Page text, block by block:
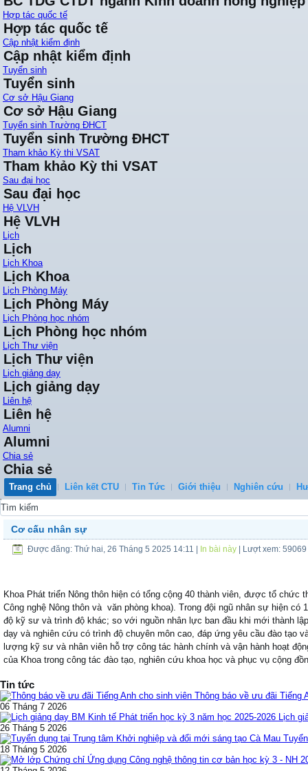
Hợp tác quốc tế
Hợp tác quốc tế
Cập nhật kiểm định
Cập nhật kiểm định
Tuyển sinh
Tuyển sinh
Cơ sở Hậu Giang
Cơ sở Hậu Giang
Tuyển sinh Trường ĐHCT
Tuyển sinh Trường ĐHCT
Tham khảo Kỳ thi VSAT
Tham khảo Kỳ thi VSAT
Sau đại học
Sau đại học
Hệ VLVH
Hệ VLVH
Lịch
Lịch
Lịch Khoa
Lịch Khoa
Lịch Phòng Máy
Lịch Phòng Máy
Lịch Phòng học nhóm
Lịch Phòng học nhóm
Lịch Thư viện
Lịch Thư viện
Lịch giảng dạy
Lịch giảng dạy
Liên hệ
Liên hệ
Alumni
Alumni
Chia sẻ
Chia sẻ
Trang chủ Liên kết CTU Tin Tức Giới thiệu Nghiên cứu
0
Cơ cấu nhân sự
Được đăng: Thứ hai, 26 Tháng 5 2025 14:11 In bài này | Lượt xem: 59069
Khoa Phát triển Nông thôn hiện có tổng cộng 40 thành viên, được tổ chức
Công nghệ Nông thôn và văn phòng khoa). Trong đội ngũ nhân sự hiện
độ kỹ sư và trình độ khác; so với nguồn nhân lực ban đầu khi mới thành
dạy và nghiên cứu có trình độ chuyên môn cao, đáp ứng yêu cầu đào tạo
lượng kỹ sư và nhân viên hỗ trợ công tác hành chính và vận hành hoạt
của Khoa trong công tác đào tạo, nghiên cứu khoa học và phục vụ cộng
Tin tức
Thông báo về ưu đãi Tiếng
06 Tháng 7 2026
Lịch
26 Tháng 5 2026
18 Tháng 5 2026